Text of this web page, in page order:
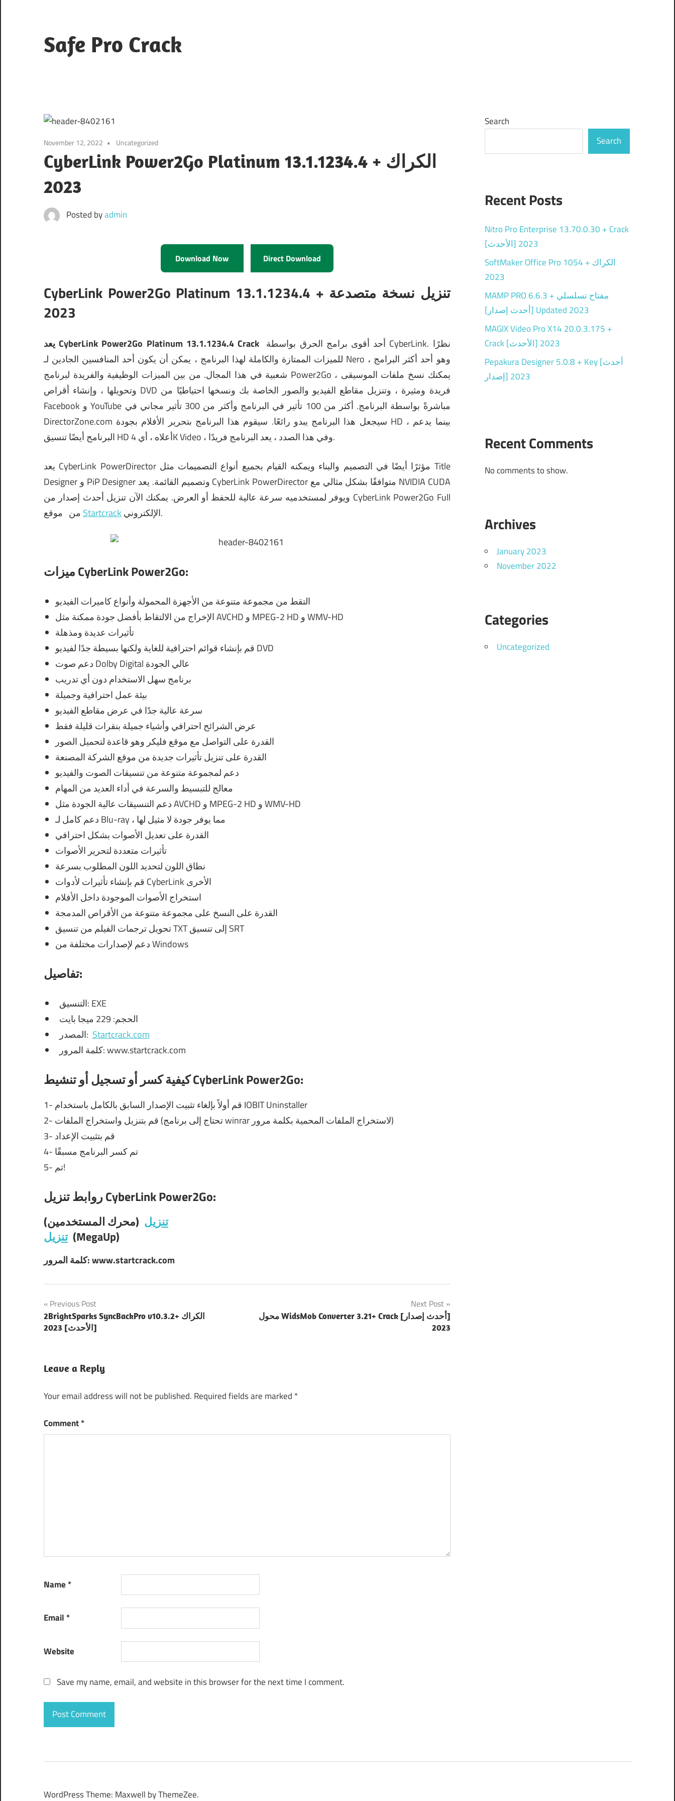
content
Safe Pro Crack
November 12, 2022 Uncategorized
CyberLink Power2Go Platinum 13.1.1234.4 + الكراك
2023
Posted byadmin
Download Now Direct Download
CyberLink Power2Go Platinum 13.1.1234.4 + تنزيل نسخة متصدعة
2023
يعد CyberLink Power2Go Platinum 13.1.1234.4 Crack أحد أقوى برامج الحرق بواسطة CyberLink. نظرًا
للميزات الممتازة والكاملة لهذا البرنامج ، يمكن أن يكون أحد المنافسين الجادين لـ Nero ، وهو أحد أكثر البرامج
شعبية في هذا المجال. من بين الميزات الوظيفية والفريدة لبرنامج Power2Go ، يمكنك نسخ ملفات الموسيقى
وتحويلها ، وإنشاء أقراص DVD فريدة ومثيرة ، وتنزيل مقاطع الفيديو والصور الخاصة بك ونسخها احتياطيًا من
Facebook و YouTube مباشرةً بواسطة البرنامج.
أكثر من 100 تأثير في البرنامج وأكثر من 300 تأثير مجاني في
DirectorZone.com سيجعل هذا البرنامج يبدو رائعًا. سيقوم هذا البرنامج بتحرير الأفلام بجودة HD ، بينما يدعم
البرنامج أيضًا تنسيق HD أعلاه ، أي 4K Video ، وفي هذا الصدد ، يعد البرنامج فريدًا.
يعد CyberLink PowerDirector مؤثرًا أيضًا في التصميم والبناء ويمكنه القيام بجميع أنواع التصميمات مثل Title
Designer و PiP Designer وتصميم القائمة. يعد CyberLink PowerDirector متوافقًا بشكل مثالي مع NVIDIA CUDA
ويوفر لمستخدميه سرعة عالية للحفظ أو العرض. يمكنك الآن تنزيل أحدث إصدار من CyberLink Power2Go Full
من Startcrack الإلكتروني.
ميزات CyberLink Power2Go:
التقط من مجموعة متنوعة من الأجهزة المحمولة وأنواع كاميرات الفيديو
الإخراج من الالتقاط بأفضل جودة ممكنة مثل AVCHD و MPEG-2 HD و WMV-HD
تأثيرات عديدة ومذهلة
قم بإنشاء قوائم احترافية للغاية ولكنها بسيطة جدًا لفيديو DVD
دعم صوت Dolby Digital عالي الجودة
برنامج سهل الاستخدام دون أي تدريب
بيئة عمل احترافية وجميلة
سرعة عالية جدًا في عرض مقاطع الفيديو
عرض الشرائح احترافي وأشياء جميلة بنقرات قليلة فقط
القدرة على التواصل مع موقع فليكر وهو قاعدة لتحميل الصور
القدرة على تنزيل تأثيرات جديدة من موقع الشركة المصنعة
دعم لمجموعة متنوعة من تنسيقات الصوت والفيديو
معالج للتبسيط والسرعة في أداء العديد من المهام
دعم التنسيقات عالية الجودة مثل AVCHD و MPEG-2 HD و WMV-HD
دعم كامل لـ Blu-ray ، مما يوفر جودة لا مثيل لها
القدرة على تعديل الأصوات بشكل احترافي
تأثيرات متعددة لتحرير الأصوات
نطاق اللون لتحديد اللون المطلوب بسرعة
قم بإنشاء تأثيرات لأدوات CyberLink الأخرى
استخراج الأصوات الموجودة داخل الأفلام
القدرة على النسخ على مجموعة متنوعة من الأقراص المدمجة
تحويل ترجمات الفيلم من تنسيق TXT إلى تنسيق SRT
دعم لإصدارات مختلفة من Windows
تفاصيل:
التنسيق: EXE
الحجم: 229 ميجا بايت
المصدر: Startcrack.com
كلمة المرور: www.startcrack.com
كيفية كسر أو تسجيل أو تنشيط CyberLink Power2Go:
1- قم أولاً بإلغاء تثبيت الإصدار السابق بالكامل باستخدام IOBIT Uninstaller
2- قم بتنزيل واستخراج الملفات (تحتاج إلى برنامج winrar لاستخراج الملفات المحمية بكلمة مرور)
3- قم بتثبيت الإعداد
4- تم كسر البرنامج مسبقًا
5- تم!
روابط تنزيل CyberLink Power2Go:
تنزيل (محرك المستخدمين)
تنزيل(MegaUp)
كلمة المرور: www.startcrack.com
Post
navigation
Previous Post
2BrightSparks SyncBackPro v10.3.2+ الكراك
[الأحدث] 2023
Next Post
محول WidsMob Converter 3.21+ Crack [أحدث إصدار]
2023
Leave a Reply
Your email address will not be published. Required fields are marked *
Comment*
Name *
Email *
Website
Save my name, email, and website in this browser for the next time I comment.
Search
Search
Recent Posts
Nitro Pro Enterprise 13.70.0.30 + Crack
[الأحدث] 2023
SoftMaker Office Pro 1054 + الكراك
2023
MAMP PRO 6.6.3 + مفتاح تسلسلي
[أحدث إصدار] Updated 2023
MAGIX Video Pro X14 20.0.3.175 +
Crack [الأحدث] 2023
Pepakura Designer 5.0.8 + Key [أحدث
إصدار] 2023
Recent Comments
No comments to show.
Archives
January 2023
November 2022
Categories
Uncategorized
WordPress Theme: Maxwell by ThemeZee.